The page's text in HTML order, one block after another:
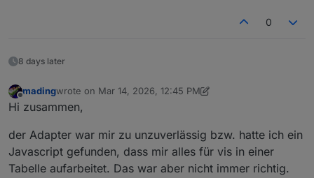
0
8 days later
madingwrote on Mar 14, 2026, 12:45 PM
last edited by madingMar 19, 2026, 11:56 AM
Hi zusammen,
der Adapter war mir zu unzuverlässig bzw. hatte ich ein
Javascript gefunden, dass mir alles für vis in einer
Tabelle aufarbeitet. Das war aber nicht immer richtig.